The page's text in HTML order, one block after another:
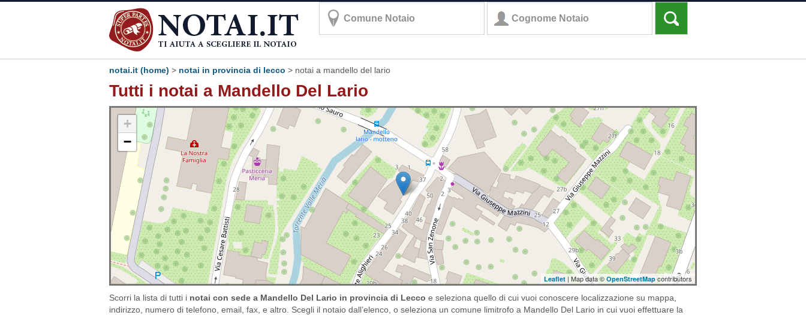
notai.it (home) > notai in provincia di lecco > notai a mandello del lario
Tutti i notai a Mandello Del Lario
+
−
Leaflet | Map data © OpenStreetMap contributors
Scorri la lista di tutti i notai con sede a Mandello Del Lario in provincia di Lecco e seleziona quello di cui vuoi conoscere localizzazione su mappa,
indirizzo, numero di telefono, email, fax, e altro. Scegli il notaio dall’elenco, o seleziona un comune limitrofo a Mandello Del Lario in cui vuoi effettuare la